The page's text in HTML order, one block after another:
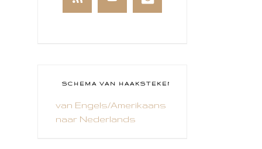
CAMEO 4
CARDS ONLY
SCHEMA VAN HAAKSTEKEN
van Engels/Amerikaans
naar Nederlands